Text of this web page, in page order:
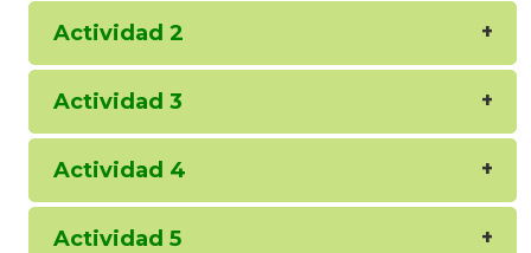
Actividad 2
Actividad 3
Actividad 4
Actividad 5